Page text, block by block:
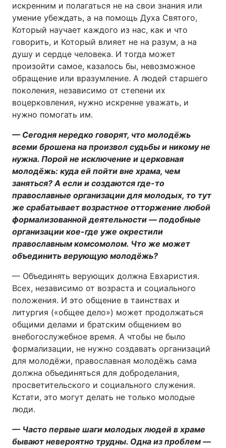
искренним и полагаться не на свои знания или
умение убеждать, а на помощь Духа Святого,
Который научает каждого из нас, как и что
говорить, и Который влияет не на разум, а на
душу и сердце человека. И тогда может
произойти самое, казалось бы, невозможное
обращение или вразумление. А людей старшего
поколения, независимо от степени их
воцерковления, нужно искренне уважать, и
нужно помогать им.
— Сегодня нередко говорят, что молодёжь
всеми брошена на произвол судьбы и никому не
нужна. Порой не исключение и церковная
молодёжь: куда ей пойти вне храма, чем
заняться? А если и создаются где-то
православные организации для молодых, то тут
же срабатывает возрастное отторжение любой
формализованной деятельности — подобные
организации кое-где уже окрестили
православным комсомолом. Что же может
объединить верующую молодёжь?
— Объединять верующих должна Евхаристия.
Всех, независимо от возраста и социального
положения. И это общение в таинствах и
литургия («общее дело») может продолжаться
общими делами и братским общением во
внебогослужебное время. А чтобы не было
формализации, не нужно создавать организаций
для молодёжи, православная молодёжь сама
должна объединяться для доброделания,
просветительского и социального служения.
Кстати, это могут делать не только молодые
люди.
— Часто первые шаги молодых людей в храме
бывают невероятно трудны. Одна из проблем —